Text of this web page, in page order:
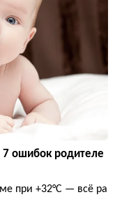
7 ошибок родителе
при +32°C — всё ра